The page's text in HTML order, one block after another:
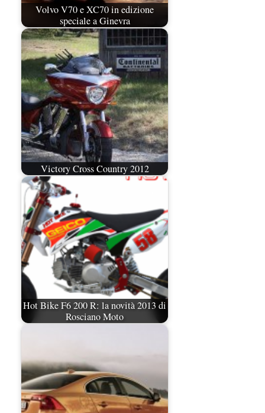
Volvo V70 e XC70 in edizione
speciale a Ginevra
Victory Cross Country 2012
Hot Bike F6 200 R: la novità 2013 di
Rosciano Moto